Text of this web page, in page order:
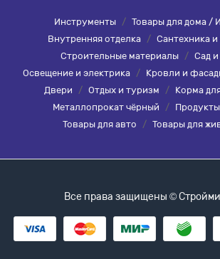
Инструменты / Товары для дома /
Внутренняя отделка / Сантехника
Строительные материалы
/ Сад
Освещение и электрика
/ Кровли и
Двери
/ Отдых и туризм / Корма
Металлопрокат чёрный
/
Товары для авто
/ Товары для
Все права защищены ©